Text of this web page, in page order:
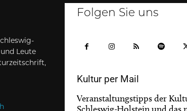
Leute
Folgen Sie uns
Kultur per Mail
Veranstaltungstipps der